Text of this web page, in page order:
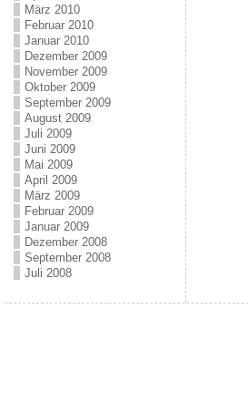
März 2010
Februar 2010
Januar 2010
Dezember 2009
November 2009
Oktober 2009
September 2009
August 2009
Juli 2009
Juni 2009
Mai 2009
April 2009
März 2009
Februar 2009
Januar 2009
Dezember 2008
September 2008
Juli 2008